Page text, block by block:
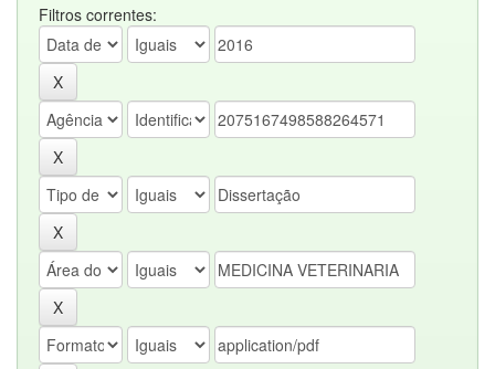
Filtros correntes: